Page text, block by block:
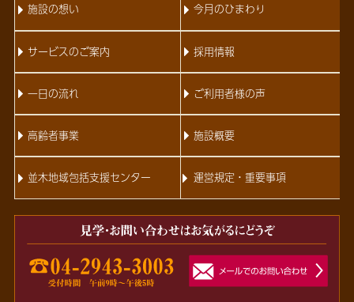
施設の想い
サービスのご案内
一日の流れ
高齢者事業
並木地域包括支援センター
今月のひまわり
採用情報
ご利用者様の声
施設概要
運営規定・重要事項